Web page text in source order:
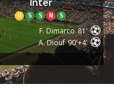
U S S N S
F. Dimarco 81'
A. Diouf 90'+4'